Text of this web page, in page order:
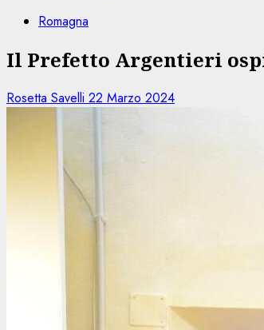
Romagna
Il Prefetto Argentieri
Rosetta Savelli 22 Marzo 2024